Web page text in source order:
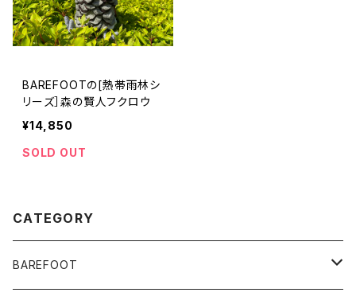
BAREFOOTの[熱帯雨林シ
リーズ］森の賢人フクロウ
¥14,850
SOLD OUT
CATEGORY
BAREFOOT